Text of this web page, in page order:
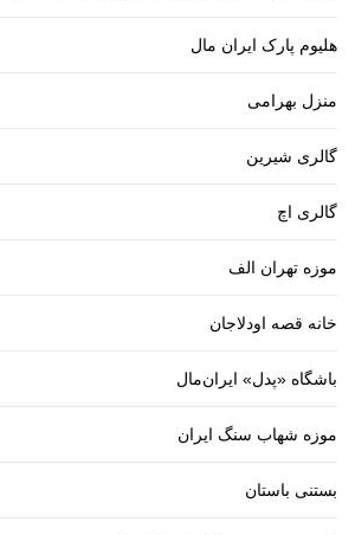
هلیوم پارک ایران مال
منزل بهرامی
گالری شیرین
گالری اچ
موزه تهران الف
خانه قصه اودلاجان
باشگاه «پدل» ایران‌مال
موزه شهاب سنگ ایران
بستنی باستان